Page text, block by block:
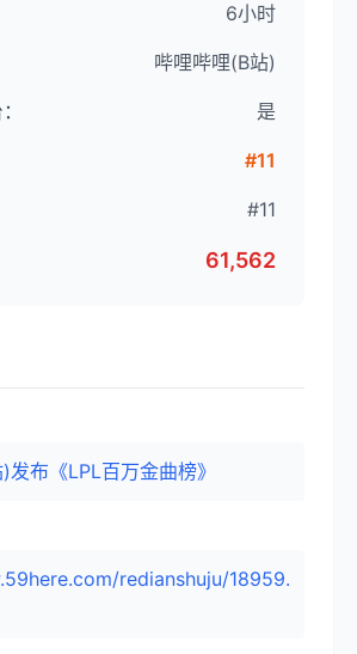
6小时
哔哩哔哩(B站)
是
#11
#11
61,562
发布《LPL百万金曲榜》
redianshuju/18959.